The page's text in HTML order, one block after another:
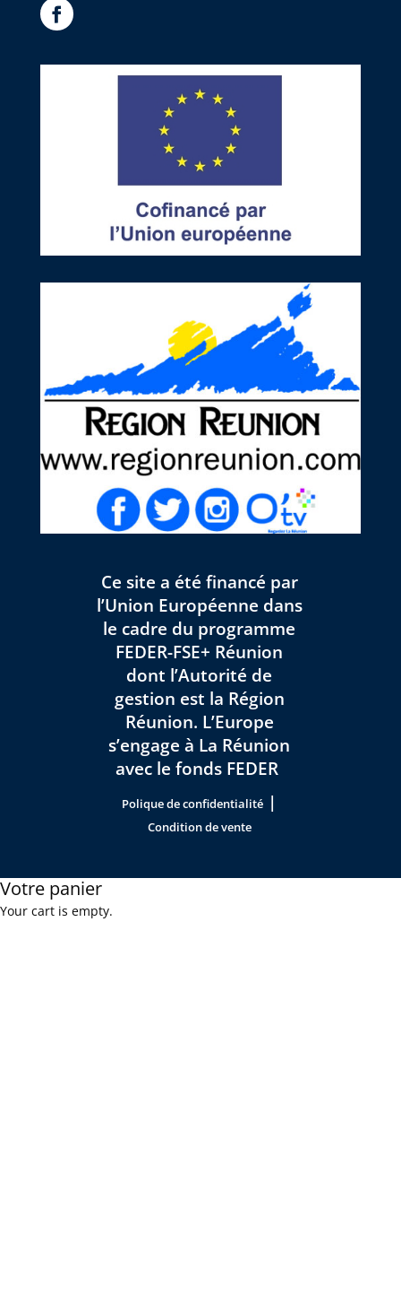
Ce site a été financé par
l’Union Européenne dans
le cadre du programme
FEDER-FSE+ Réunion
dont l’Autorité de
gestion est la Région
Réunion. L’Europe
s’engage à La Réunion
avec le fonds FEDER
Polique de confidentialité |
Condition de vente
Votre panier
Your cart is empty.